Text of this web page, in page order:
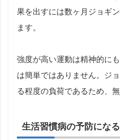
果を出すには数ヶ月ジョギ
ます。
強度が高い運動は精神的に
は簡単ではありません。ジ
る程度の負荷であるため、
生活習慣病の予防になる